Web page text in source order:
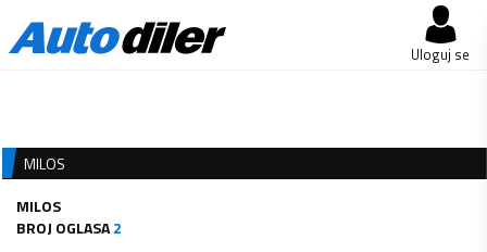
Uloguj se
MILOS
MILOS
BROJ OGLASA2